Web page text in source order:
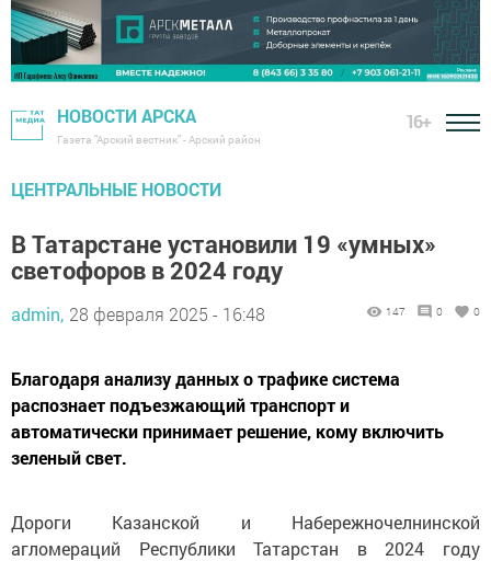
НОВОСТИ АРСКА
Газета "Арский вестник" - Арский район
16+
ЦЕНТРАЛЬНЫЕ НОВОСТИ
В Татарстане установили 19 «умных»
светофоров в 2024 году
admin, 28 февраля 2025 - 16:48 147 0 0
Благодаря анализу данных о трафике система
распознает подъезжающий транспорт и
автоматически принимает решение, кому включить
зеленый свет.
Дороги Казанской и Набережночелнинской
агломераций Республики Татарстан в 2024 году